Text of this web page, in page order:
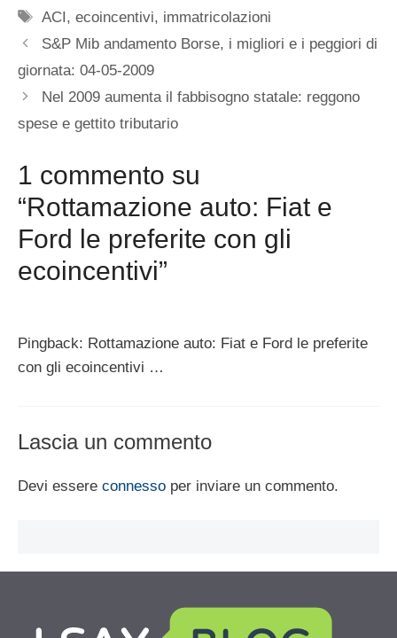
Tag
ACI,ecoincentivi, immatricolazioni
S&P Mib andamento Borse, i migliori e i peggiori di
giornata: 04-05-2009
Nel 2009 aumenta il fabbisogno statale: reggono
spese e gettito tributario
1 commento su
“Rottamazione auto: Fiat e
Ford le preferite con gli
ecoincentivi”
Pingback: Rottamazione auto: Fiat e Ford le preferite
con gli ecoincentivi …
Lascia un commento
Devi essere connesso per inviare un commento.